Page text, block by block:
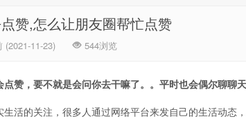
赞,怎么让朋友圈帮忙点赞
(2021-11-23) 544浏览
赞，要不就是会问你去干嘛了。。平时也会偶尔聊聊
活的关注，很多人通过网络平台来发自己的生活动态